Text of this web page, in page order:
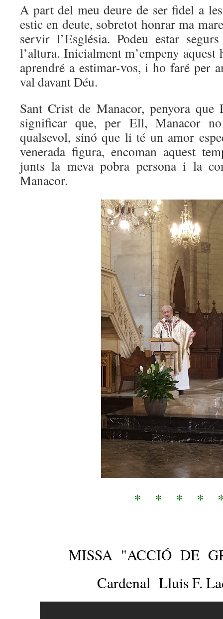
A part del meu deure de ser fidel a
estic en deute, sobretot honrar ma
servir l’Església. Podeu estar
l’altura. Inicialment m’empeny aquest
aprendré a estimar-vos, i ho faré per
val davant Déu.
Sant Crist de Manacor, penyora que
significar que, per Ell, Manacor
qualsevol, sinó que li té un amor
venerada figura, encoman aquest
junts la meva pobra persona i la
Manacor.
* * * *
MISSA "ACCIÓ DE
Cardenal Lluis F.